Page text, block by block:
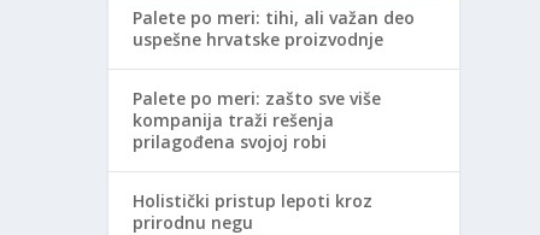
Palete po meri: tihi, ali važan deo
uspešne hrvatske proizvodnje
Palete po meri: zašto sve više
kompanija traži rešenja
prilagođena svojoj robi
Holistički pristup lepoti kroz
prirodnu negu